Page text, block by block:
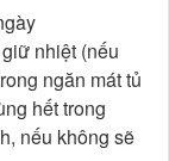
nhiệt (nếu
ngăn mát tủ
hết trong
nếu không sẽ